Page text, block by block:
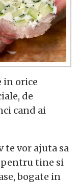
in orice
de
cand ai
te vor ajuta sa
pentru tine si
bogate in